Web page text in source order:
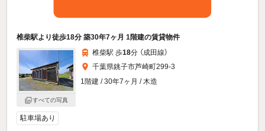
椎柴駅より徒歩18分 築30年7ヶ月 1階建の賃貸物件
すべての写真
椎柴駅 歩18分 （成田線）
千葉県銚子市芦崎町299-3
1階建 / 30年7ヶ月 / 木造
駐車場あり